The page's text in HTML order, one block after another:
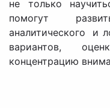
не только
помогут
аналитического и
вариантов,
концентрацию